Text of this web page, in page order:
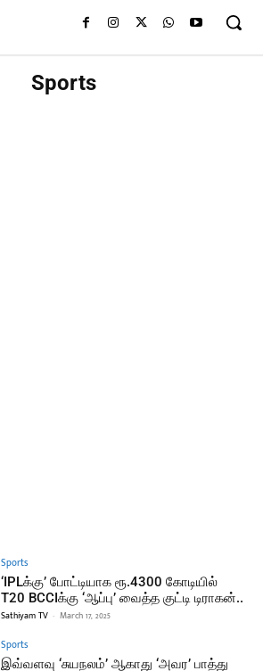
Sports
Sports
‘IPLக்கு’ போட்டியாக ரூ.4300 கோடியில்
T20 BCCIக்கு ‘ஆப்பு’ வைத்த குட்டி டிராகன்..
Sathiyam TV - March 17, 2025
Sports
இவ்வளவு ‘சுயநலம்’ ஆகாது ‘அவர’ பாத்து